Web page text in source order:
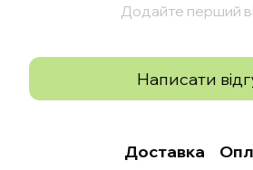
Додайте перший
Написати
Доставка